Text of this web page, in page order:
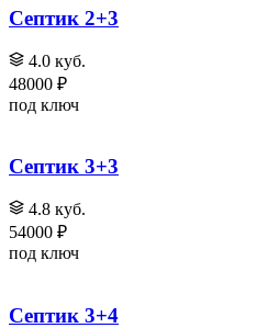
Септик 2+3
4.0 куб.
48000 ₽
под ключ
Септик 3+3
4.8 куб.
54000 ₽
под ключ
Септик 3+4